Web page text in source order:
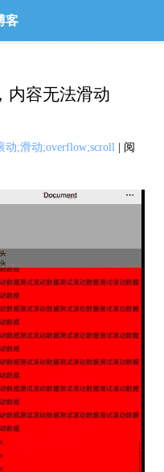
客
内容无法滑动
动;滑动;overflow;scroll
| 阅